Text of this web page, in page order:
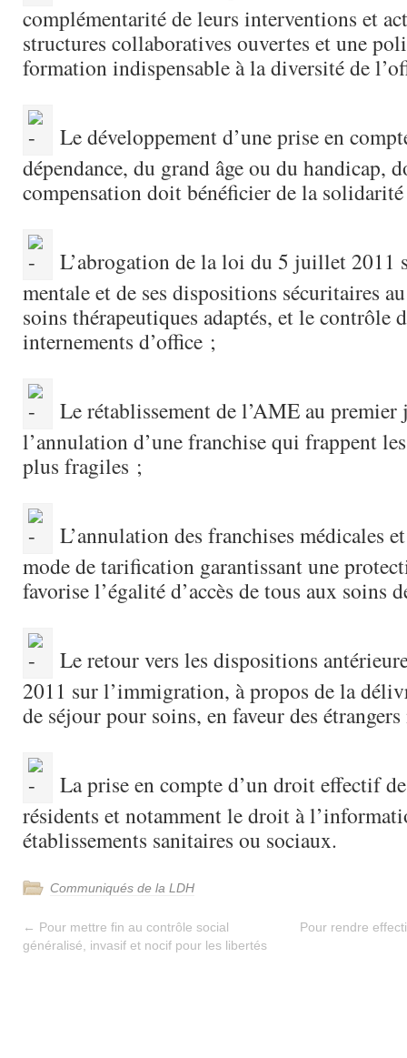
complémentarité de leurs interventions et
structures collaboratives ouvertes et une
formation indispensable à la diversité de
Le développement d’une prise en
dépendance, du grand âge ou du handicap,
compensation doit bénéficier de la
L’abrogation de la loi du 5 juillet 2011
mentale et de ses dispositions sécuritaires
soins thérapeutiques adaptés, et le contrôle
internements d’office ;
Le rétablissement de l’AME au premier
l’annulation d’une franchise qui frappent
plus fragiles ;
L’annulation des franchises médicales
mode de tarification garantissant une
favorise l’égalité d’accès de tous aux soins
Le retour vers les dispositions
2011 sur l’immigration, à propos de la
de séjour pour soins, en faveur des
La prise en compte d’un droit effectif
résidents et notamment le droit à
établissements sanitaires ou sociaux.
Communiqués de la LDH
← Pour mettre fin au contrôle social
généralisé, invasif et nocif pour les libertés
Pour rendre